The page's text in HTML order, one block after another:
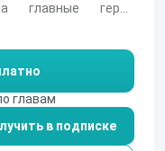
главные герои
и открытиями. Их
важность
главам
в подписке